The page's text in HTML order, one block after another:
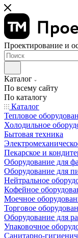
Проектирование и
Каталог
По всему сайту
По каталогу
Каталог
Тепловое
Холодильное
Бытовая техника
Пекарское и
Оборудование для
Оборудование для
Нейтральное
Кофейное
Моечное
Торговое
Оборудование для
Упаковочное
Санитарно-